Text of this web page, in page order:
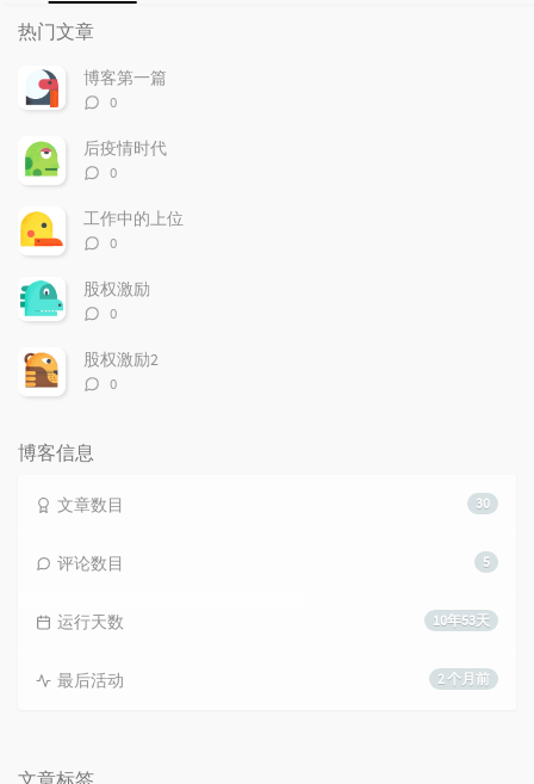
门
文
章
热门文章
博客第一篇
评
数：
0
后疫情时代
评
数：
0
工作中的上位
评
数：
0
股权激励
评
数：
0
股权激励2
评
0
博客信息
30
文章数目
5
评论数目
10年53天
运行天数
2 个月前
最后活动
文章标签